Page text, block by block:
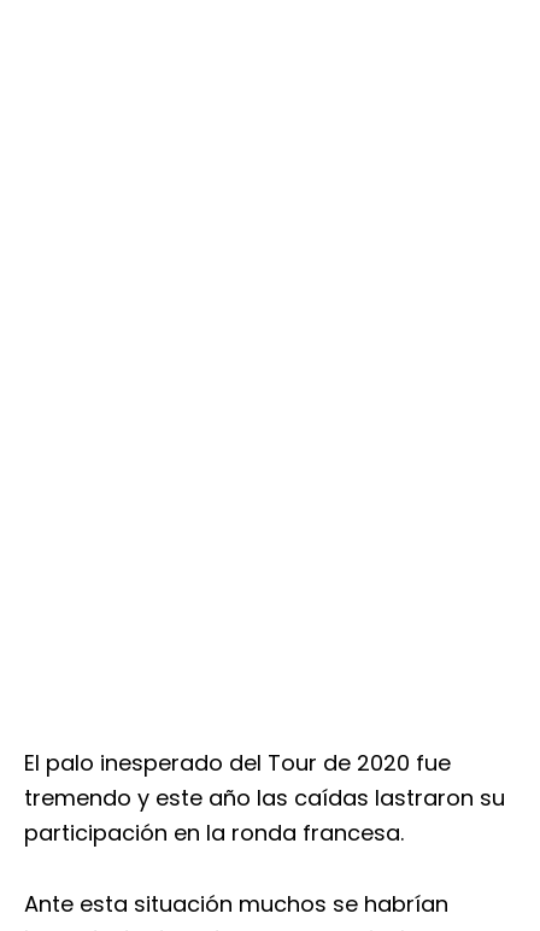
El palo inesperado del Tour de 2020 fue
tremendo y este año las caídas lastraron su
participación en la ronda francesa.
Ante esta situación muchos se habrían